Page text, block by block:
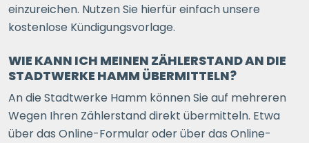
einzureichen. Nutzen Sie hierfür einfach unsere
kostenlose Kündigungsvorlage.
WIE KANN ICH MEINEN ZÄHLERSTAND AN DIE
STADTWERKE HAMM ÜBERMITTELN?
An die Stadtwerke Hamm können Sie auf mehreren
Wegen Ihren Zählerstand direkt übermitteln. Etwa
über das Online-Formular oder über das Online-